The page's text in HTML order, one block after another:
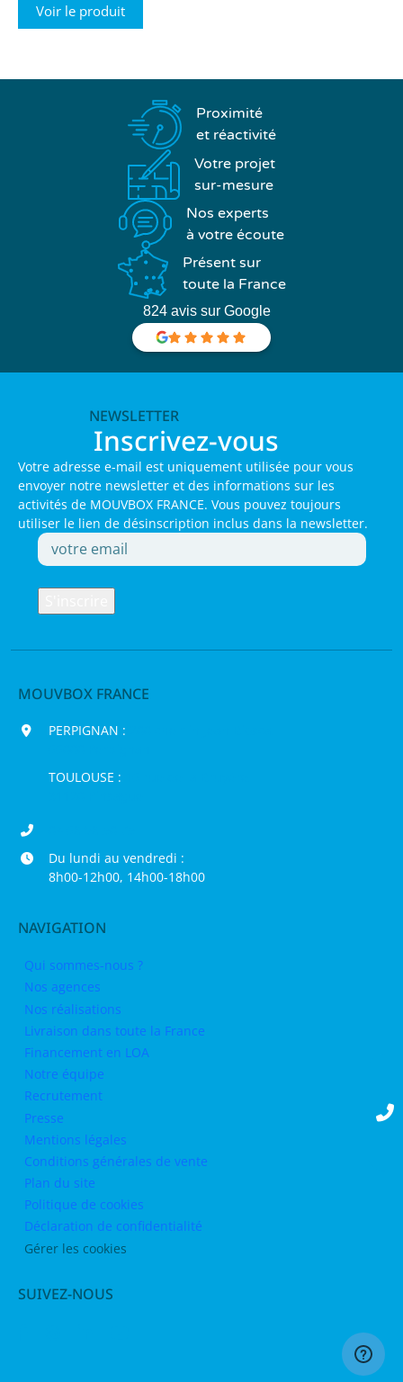
Voir le produit
Proximité
et réactivité
Votre projet
sur-mesure
Nos experts
à votre écoute
Présent sur
toute la France
824 avis sur Google
NEWSLETTER
Inscrivez-vous
Votre adresse e-mail est uniquement utilisée pour vous
envoyer notre newsletter et des informations sur les
activités de MOUVBOX FRANCE. Vous pouvez toujours
utiliser le lien de désinscription inclus dans la newsletter.
MOUVBOX FRANCE
PERPIGNAN :
TOULOUSE :
Du lundi au vendredi :
8h00-12h00, 14h00-18h00
NAVIGATION
Qui sommes-nous ?
Nos agences
Nos réalisations
Livraison dans toute la France
Financement en LOA
Notre équipe
Recrutement
Presse
Mentions légales
Conditions générales de vente
Plan du site
Politique de cookies
Déclaration de confidentialité
Gérer les cookies
SUIVEZ-NOUS